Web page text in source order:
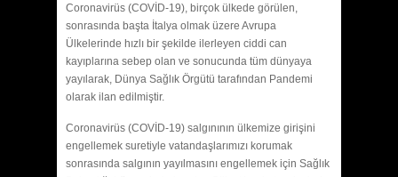
Coronavirüs (COVİD-19), birçok ülkede görülen,
sonrasında başta İtalya olmak üzere Avrupa
Ülkelerinde hızlı bir şekilde ilerleyen ciddi can
kayıplarına sebep olan ve sonucunda tüm dünyaya
yayılarak, Dünya Sağlık Örgütü tarafından Pandemi
olarak ilan edilmiştir.
Coronavirüs (COVİD-19) salgınının ülkemize girişini
engellemek suretiyle vatandaşlarımızı korumak
sonrasında salgının yayılmasını engellemek için Sağlık